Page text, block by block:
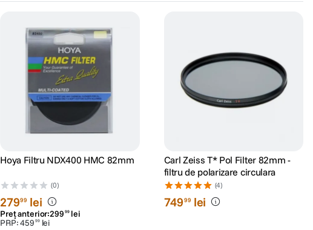
Hoya Filtru NDX400 HMC 82mm
(0)
27999 lei
Preț anterior:299 99 lei
PRP:459 99 lei
Carl Zeiss T* Pol Filter 82mm -
filtru de polarizare circulara
(4)
74999 lei